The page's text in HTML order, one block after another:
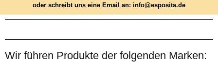
oder schreibt uns eine Email an: info@esposita.de
Wir führen Produkte der folgenden Marken: